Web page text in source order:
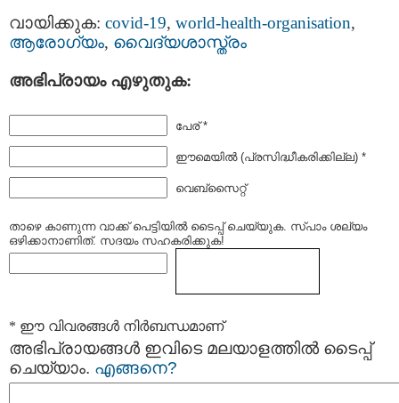
വായിക്കുക: covid-19, world-health-organisation,
ആരോഗ്യം, വൈദ്യശാസ്ത്രം
അഭിപ്രായം എഴുതുക:
പേര് *
ഈമെയില്‍ (പ്രസിദ്ധീകരിക്കില്ല) *
വെബ്സൈറ്റ്
താഴെ കാണുന്ന വാക്ക് പെട്ടിയില്‍ ടൈപ്പ്‌ ചെയ്യുക. സ്പാം ശല്യം
ഒഴിക്കാനാണിത്. സദയം സഹകരിക്കുക!
* ഈ വിവരങ്ങള്‍ നിര്‍ബന്ധമാണ്
അഭിപ്രായങ്ങള്‍ ഇവിടെ മലയാളത്തില്‍ ടൈപ്പ്
ചെയ്യാം. എങ്ങനെ?